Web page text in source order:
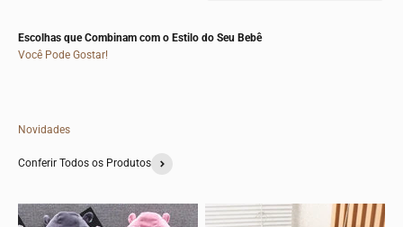
Escolhas que Combinam com o Estilo do Seu Bebê
Você Pode Gostar!
Novidades
Conferir Todos os Produtos